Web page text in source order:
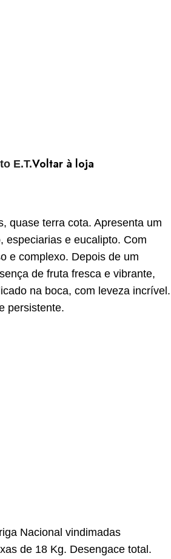
E.T.Voltar à loja
quase terra cota. Apresenta um
especiarias e eucalipto. Com
e complexo. Depois de um
de fruta fresca e vibrante,
na boca, com leveza incrível.
persistente.
Nacional vindimadas
de 18 Kg. Desengace total.